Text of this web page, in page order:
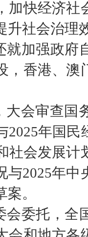
加快经济
升社会治理
加强政府
，香港、澳
会审查国
2025年国
社会发展
与2025年中
。
委托，全